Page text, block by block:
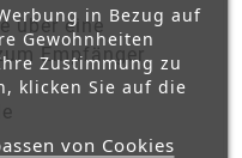
über eine
Empfänger
in Bezug auf
Gewohnheiten
Zustimmung zu
klicken Sie auf die
von Cookies